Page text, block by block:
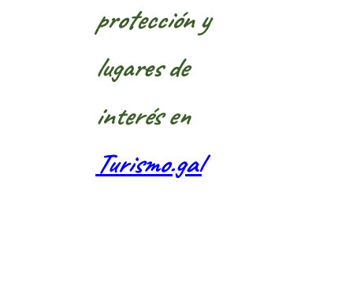
protección y
lugares de
interés en
Turismo.gal